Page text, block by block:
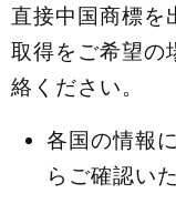
直接中国商標を
取得をご希望
絡ください。
各国の情報
らご確認い